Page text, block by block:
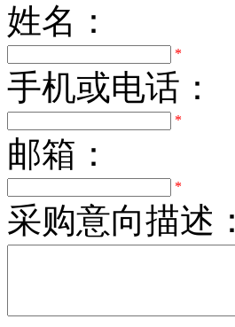
姓名：
*
手机或电话：
*
邮箱：
*
采购意向描述：